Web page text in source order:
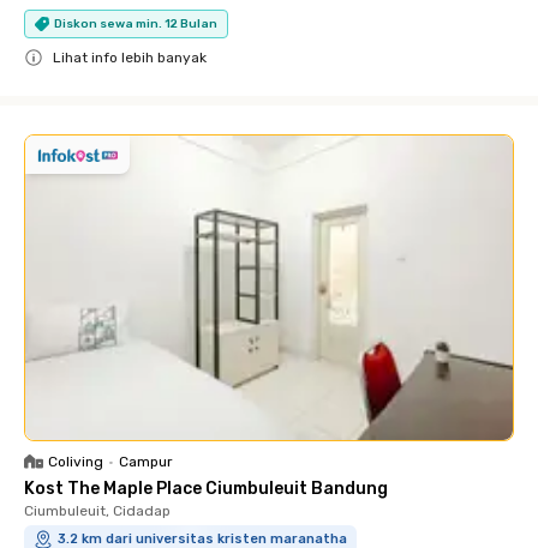
Diskon sewa min. 12 Bulan
Lihat info lebih banyak
Coliving • Campur
Kost The Maple Place Ciumbuleuit Bandung
Ciumbuleuit, Cidadap
3.2 km dari universitas kristen maranatha